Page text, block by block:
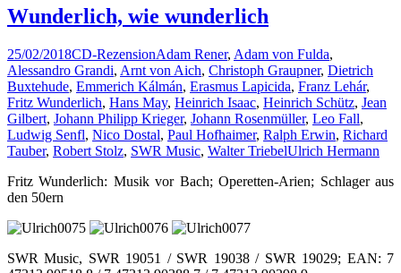
Wunderlich, wie wunderlich
25/02/2018CD-RezensionAdam Rener, Adam von Fulda,
Alessandro Grandi, Arnt von Aich, Christoph Graupner, Dietrich
Buxtehude, Emmerich Kálmán, Erasmus Lapicida, Franz Lehár,
Fritz Wunderlich, Hans May, Heinrich Isaac, Heinrich Schütz, Jean
Gilbert, Johann Philipp Krieger, Johann Rosenmüller, Leo Fall,
Ludwig Senfl, Nico Dostal, Paul Hofhaimer, Ralph Erwin, Richard
Tauber, Robert Stolz, SWR Music, Walter TriebelUlrich Hermann
Fritz Wunderlich: Musik vor Bach; Operetten-Arien; Schlager aus
den 50ern
SWR Music, SWR 19051 / SWR 19038 / SWR 19029; EAN: 7